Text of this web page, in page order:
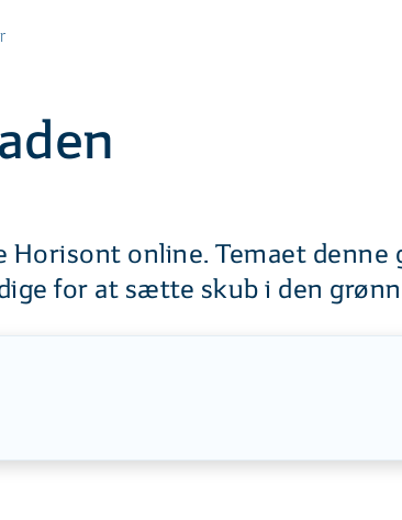
Horisont online. Temaet
for at sætte skub i den